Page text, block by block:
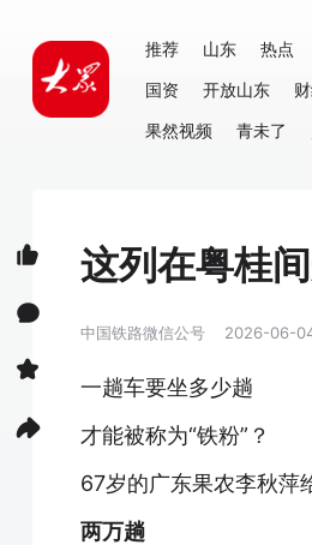
推荐 山东 热点
国资
开放山东
果然视频
青未了
这列在粤桂
中国铁路微信公号 2026-06-
一趟车要坐多少趟
才能被称为“铁粉”？
67岁的广东果农李秋萍
两万趟